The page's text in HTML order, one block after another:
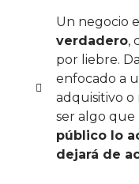
Un negocio
verdadero,
por liebre.
enfocado a
adquisitivo o
ser algo que
público lo
dejará de